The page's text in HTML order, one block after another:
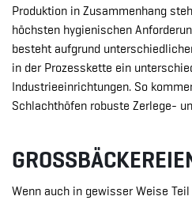
Produktion in Zusammenhang
höchsten hygienischen
besteht aufgrund
in der Prozesskette ein
Industrieeinrichtungen. So
Schlachthöfen robuste Zerlege-
GROSSBÄCKEREIEN
Wenn auch in gewisser Weise